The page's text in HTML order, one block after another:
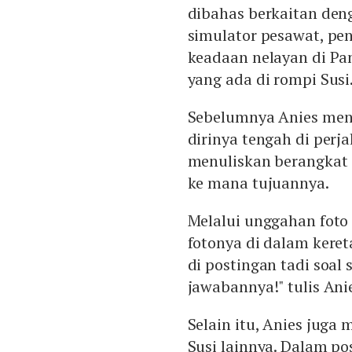
dibahas berkaitan
simulator pesawat,
keadaan nelayan di
yang ada di rompi
Sebelumnya Anies
dirinya tengah di
menuliskan
ke mana tujuannya.
Melalui unggahan
fotonya di dalam
di postingan tadi soal
jawabannya!" tulis
Selain itu, Anies juga
Susi lainnya. Dalam